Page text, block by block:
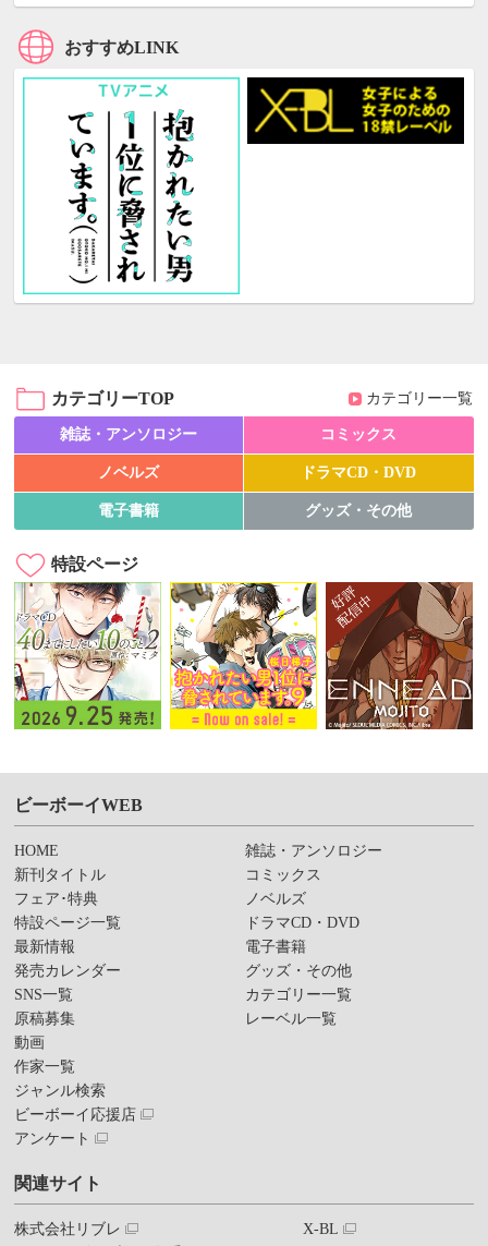
おすすめLINK
カテゴリーTOP カテゴリー一覧
雑誌・アンソロジー コミックス
ノベルズ ドラマCD・DVD
電子書籍 グッズ・その他
特設ページ
ビーボーイWEB
HOME
新刊タイトル
フェア･特典
特設ページ一覧
最新情報
発売カレンダー
SNS一覧
原稿募集
動画
作家一覧
ジャンル検索
ビーボーイ応援店
アンケート
雑誌・アンソロジー
コミックス
ノベルズ
ドラマCD・DVD
電子書籍
グッズ・その他
カテゴリー一覧
レーベル一覧
関連サイト
株式会社リブレ
X-BL